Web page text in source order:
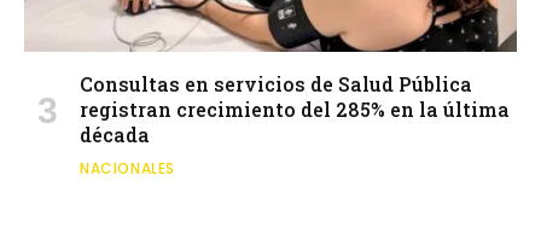
Consultas en servicios de Salud Pública
registran crecimiento del 285% en la última
década
NACIONALES